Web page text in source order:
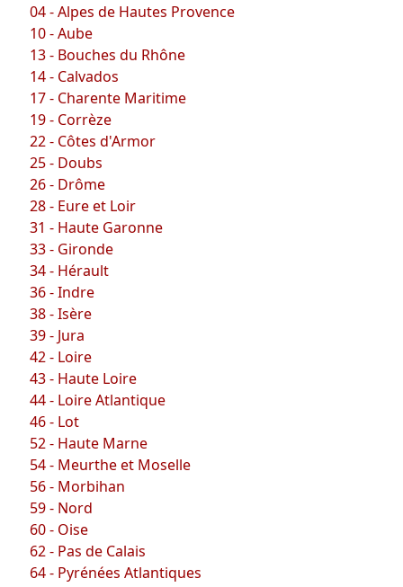
04 - Alpes de Hautes Provence
10 - Aube
13 - Bouches du Rhône
14 - Calvados
17 - Charente Maritime
19 - Corrèze
22 - Côtes d'Armor
25 - Doubs
26 - Drôme
28 - Eure et Loir
31 - Haute Garonne
33 - Gironde
34 - Hérault
36 - Indre
38 - Isère
39 - Jura
42 - Loire
43 - Haute Loire
44 - Loire Atlantique
46 - Lot
52 - Haute Marne
54 - Meurthe et Moselle
56 - Morbihan
59 - Nord
60 - Oise
62 - Pas de Calais
64 - Pyrénées Atlantiques